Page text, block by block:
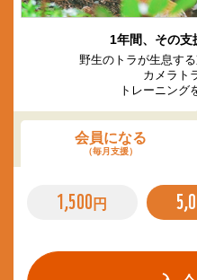
1年間、その
野生のトラが生息す
カメラト
トレーニング
会員になる
（毎月支援）
1,500 円